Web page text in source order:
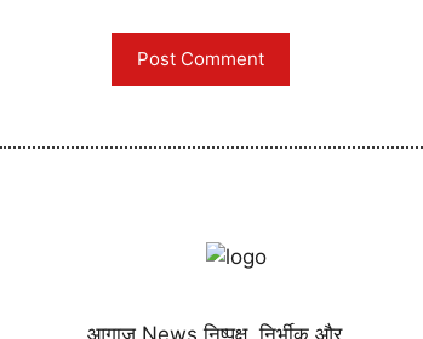
आगाज़ News निष्पक्ष, निर्भीक और